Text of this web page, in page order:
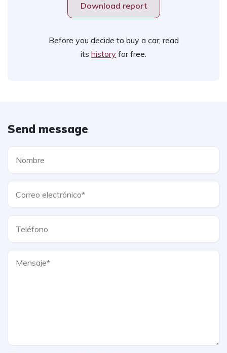
Download report
Before you decide to buy a car, read
its history for free.
Send message